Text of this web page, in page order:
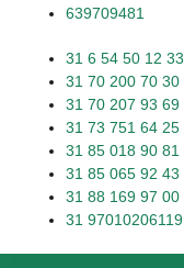
639709481
31 6 54 50 12 33
31 70 200 70 30
31 70 207 93 69
31 73 751 64 25
31 85 018 90 81
31 85 065 92 43
31 88 169 97 00
31 97010206119